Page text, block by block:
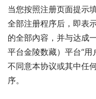
当您按照注册页面提示
全部注册程序后，即表
的全部內容，并与达成
平台金陵数藏）平台“
不同意本协议或其中任
序。